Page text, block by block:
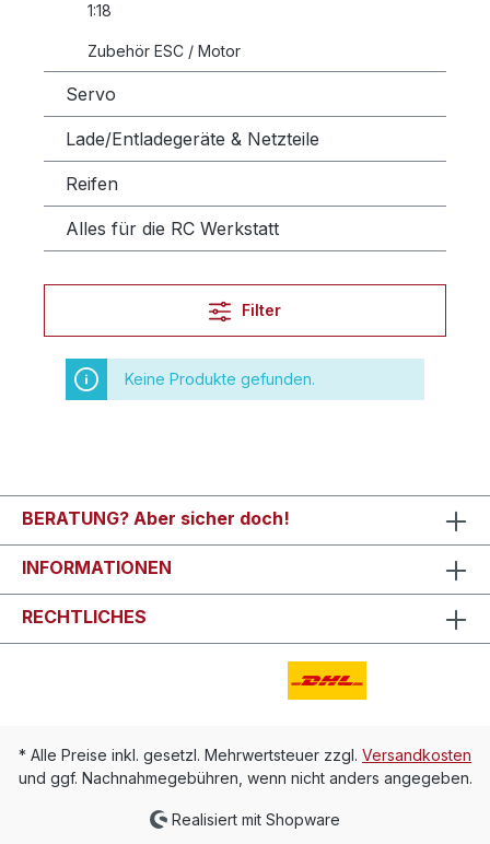
1:18
Zubehör ESC / Motor
Servo
Lade/Entladegeräte & Netzteile
Reifen
Alles für die RC Werkstatt
Filter
Keine Produkte gefunden.
BERATUNG? Aber sicher doch!
INFORMATIONEN
RECHTLICHES
* Alle Preise inkl. gesetzl. Mehrwertsteuer zzgl. Versandkosten
und ggf. Nachnahmegebühren, wenn nicht anders angegeben.
Realisiert mit Shopware